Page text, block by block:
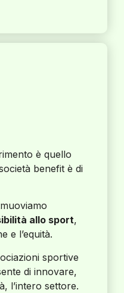
è quello
benefit è di
allo sport,
e l’equità.
sportive
di innovare,
l’intero settore.